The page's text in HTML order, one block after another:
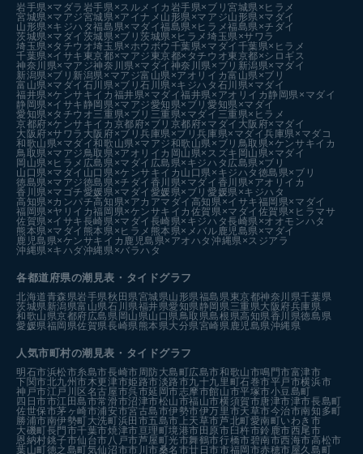
岩手県×マダラ 岩手県×スルメイカ 岩手県×ブリ宮城県×ヒラメ
宮城県×マアジ宮城県×アイナメ 山形県×マアジ山形県×マダイ
山形県×キジハタ福島県×マダイ福島県×ヒラメ福島県×チダイ
茨城県×マダイ 茨城県×ブリ茨城県×ヒラメ埼玉県×サワラ
埼玉県×タチウオ埼玉県×ホウボウ 千葉県×マダイ 千葉県×ヒラメ
千葉県×イサキ 東京都×マアジ 東京都×タチウオ東京都×シロギス
神奈川県×マアジ神奈川県×マダイ 神奈川県×ブリ 新潟県×マダイ
新潟県×ブリ 新潟県×マアジ富山県×アオリイカ富山県×ブリ
富山県×マダイ 石川県×ブリ石川県×キジハタ 石川県×マダイ
福井県×ケンサキイカ 福井県×マダイ福井県×アオリイカ静岡県×マダイ
静岡県×イサキ静岡県×マアジ愛知県×ブリ愛知県×マダイ
愛知県×タチウオ三重県×ブリ 三重県×マダイ 三重県×ヒラメ
京都府×ケンサキイカ 京都府×ブリ 京都府×マダイ 大阪府×マダイ
大阪府×サワラ 大阪府×ブリ兵庫県×ブリ兵庫県×マダイ兵庫県×マダコ
和歌山県×マダイ和歌山県×マアジ和歌山県×ブリ 鳥取県×ケンサキイカ
鳥取県×マアジ 鳥取県×アオリイカ 岡山県×スズキ 岡山県×マダイ
岡山県×ヒラメ 広島県×マダイ 広島県×キジハタ 広島県×ブリ
山口県×マダイ 山口県×ケンサキイカ 山口県×キジハタ 徳島県×ブリ
徳島県×マアジ徳島県×チダイ 香川県×マダイ 香川県×アオリイカ
香川県×マゴチ愛媛県×マダイ 愛媛県×ブリ愛媛県×キジハタ
高知県×カンパチ高知県×アカアマダイ 高知県×イサキ福岡県×マダイ
福岡県×ヤリイカ福岡県×ケンサキイカ 佐賀県×マダイ 佐賀県×ヒラマサ
佐賀県×イサキ長崎県×マダイ 長崎県×キジハタ長崎県×オオモンハタ
熊本県×マダイ 熊本県×ヒラメ 熊本県×メバル 鹿児島県×マダイ
鹿児島県×ケンサキイカ 鹿児島県×アオハタ沖縄県×スジアラ
沖縄県×キハダ沖縄県×バラハタ
各都道府県の潮見表 ・タイドグラフ
北海道青森県岩手県秋田県宮城県山形県福島県 東京都神奈川県千葉県
茨城県 新潟県富山県石川県福井県愛知県静岡県 三重県大阪府兵庫県
和歌山県京都府広島県 岡山県山口県 鳥取県島根県高知県香川県徳島県
愛媛県福岡県佐賀県長崎県 熊本県大分県宮崎県 鹿児島県沖縄県
人気市町村の潮見表・タイドグラフ
明石市浜松市糸島市長崎市 周防大島町広島市和歌山市鳴門市富津市
下関市北九州市木更津市姫路市淡路市九十九里町石巻市平戸市横浜市
神戸市江戸川区名古屋市呉市延岡市志摩市館山市平塚市小豆島町
四日市市江田島市常滑市沼津市松山市福山市横須賀市唐津市津市長島町
佐世保市茅ヶ崎市浦安市宮古島市伊勢市伊万里市天草市今治市南知多町
勝浦市南伊勢町大洗町浜田市五島市 上天草市芦北町愛南町いわき市
大磯町長門市千葉市焼津市亘理町境港市田原市臼杵市鈴鹿市西尾市
恩納村銚子市仙台市 八戸市芦屋町光市舞鶴市行橋市碧南市西海市高松市
葉山町徳之島町気仙沼市市川市桑名市廿日市市福岡市赤穂市屋久島町